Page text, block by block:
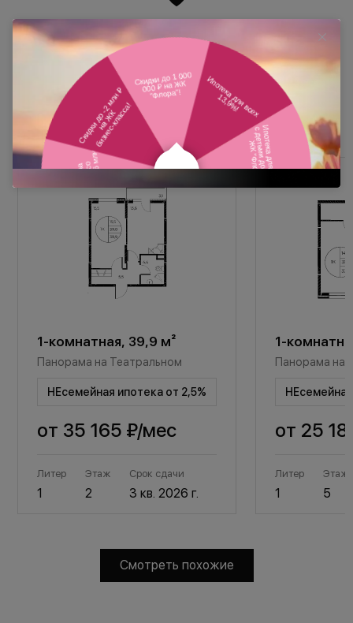
Похожие планировки
1-комнатная, 39,9 м²
Панорама на Театральном
НЕсемейная ипотека от 2,5%
от 35 165 ₽/мес
Литер
1
Этаж
2
Срок сдачи
3 кв. 2026 г.
1-
Панорама на
от 25
Литер
1
Этаж
5
Смотреть похожие